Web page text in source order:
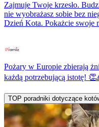
Zajmuje Twoje krzesło.
nie wyobrażasz sobie bez
Dzień Kota. Pokażcie swoje
Pożary w Europie zbierają
każdą potrzebującą istotę!
TOP poradniki dotyczące